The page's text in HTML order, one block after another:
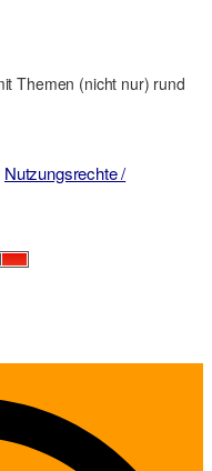
Themen (nicht nur) rund
Nutzungsrechte /